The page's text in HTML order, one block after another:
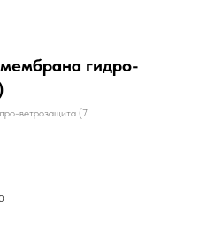
гидро-
ветрозащита (7